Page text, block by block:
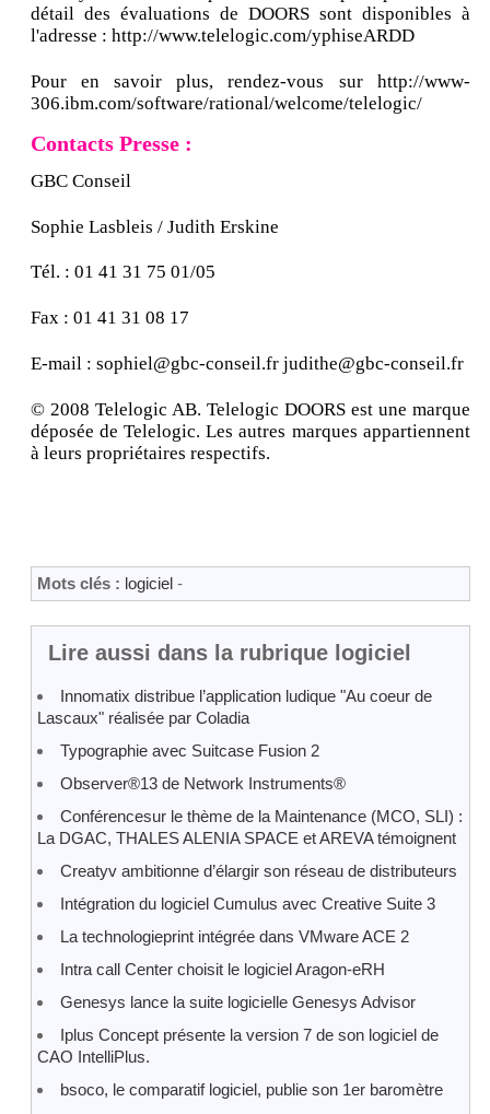
détail des évaluations de DOORS sont disponibles à
l'adresse : http://www.telelogic.com/yphiseARDD
Pour en savoir plus, rendez-vous sur http://www-
306.ibm.com/software/rational/welcome/telelogic/
Contacts Presse :
GBC Conseil
Sophie Lasbleis / Judith Erskine
Tél. : 01 41 31 75 01/05
Fax : 01 41 31 08 17
E-mail : sophiel@gbc-conseil.fr judithe@gbc-conseil.fr
© 2008 Telelogic AB. Telelogic DOORS est une marque
déposée de Telelogic. Les autres marques appartiennent
à leurs propriétaires respectifs.
Mots clés : logiciel -
Lire aussi dans la rubrique logiciel
Innomatix distribue l’application ludique "Au coeur de
Lascaux" réalisée par Coladia
Typographie avec Suitcase Fusion 2
Observer®13 de Network Instruments®
Conférencesur le thème de la Maintenance (MCO, SLI) :
La DGAC, THALES ALENIA SPACE et AREVA témoignent
Creatyv ambitionne d’élargir son réseau de distributeurs
Intégration du logiciel Cumulus avec Creative Suite 3
La technologieprint intégrée dans VMware ACE 2
Intra call Center choisit le logiciel Aragon-eRH
Genesys lance la suite logicielle Genesys Advisor
Iplus Concept présente la version 7 de son logiciel de
CAO IntelliPlus.
bsoco, le comparatif logiciel, publie son 1er baromètre